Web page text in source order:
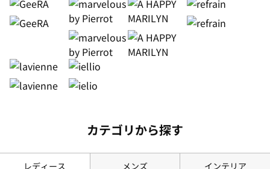
カテゴリから探す
レディース メンズ インテリア